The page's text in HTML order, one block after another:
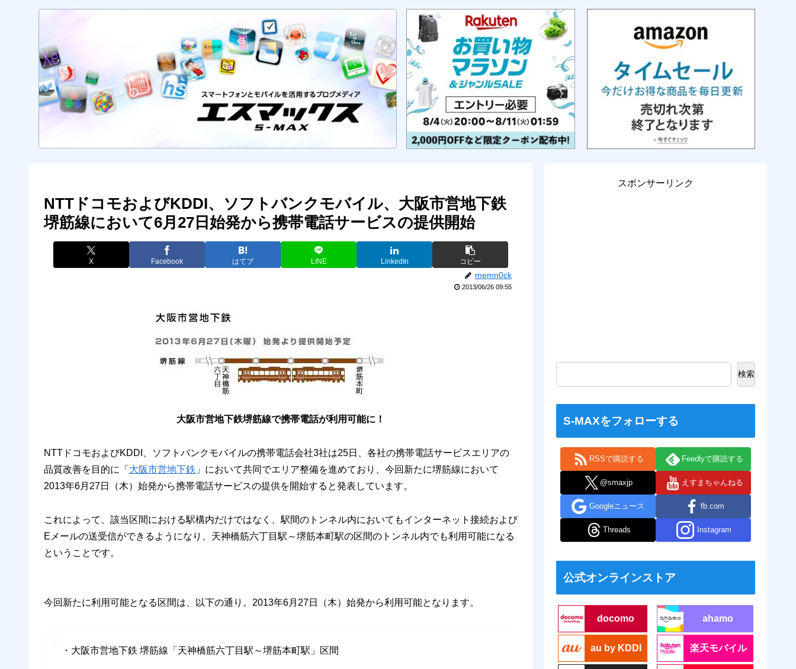
NTTドコモおよびKDDI、ソフトバンクモバイル、大阪市営地下鉄
堺筋線において6月27日始発から携帯電話サービスの提供開始
X Facebook はてブ LINE LinkedIn コピー
memn0ck
2013/06/26 09:55
大阪市営地下鉄堺筋線で携帯電話が利用可能に！
NTTドコモおよびKDDI、ソフトバンクモバイルの携帯電話会社3社は25日、各社の携帯電話サービスエリアの
品質改善を目的に「 大阪市営地下鉄 」において共同でエリア整備を進めており、今回新たに堺筋線において
2013年6月27日（木）始発から携帯電話サービスの提供を開始すると発表しています。
これによって、該当区間における駅構内だけではなく、駅間のトンネル内においてもインターネット接続および
Eメールの送受信ができるようになり、天神橋筋六丁目駅～堺筋本町駅の区間のトンネル内でも利用可能になる
ということです。
今回新たに利用可能となる区間は、以下の通り。2013年6月27日（木）始発から利用可能となります。
・大阪市営地下鉄 堺筋線「天神橋筋六丁目駅～堺筋本町駅」区間
スポンサーリンク
検索
S-MAXをフォローする
RSSで購読する Feedlyで購読する
@smaxjp えすまちゃんねる
Googleニュース fb.com
Threads Instagram
公式オンラインストア
docomo ahamo
au by KDDI 楽天モバイル